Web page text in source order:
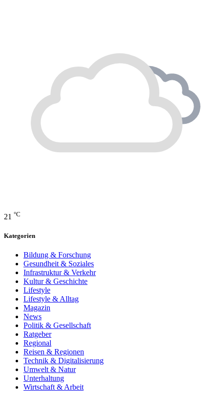
21 °C
Kategorien
Bildung & Forschung
Gesundheit & Soziales
Infrastruktur & Verkehr
Kultur & Geschichte
Lifestyle
Lifestyle & Alltag
Magazin
News
Politik & Gesellschaft
Ratgeber
Regional
Reisen & Regionen
Technik & Digitalisierung
Umwelt & Natur
Unterhaltung
Wirtschaft & Arbeit